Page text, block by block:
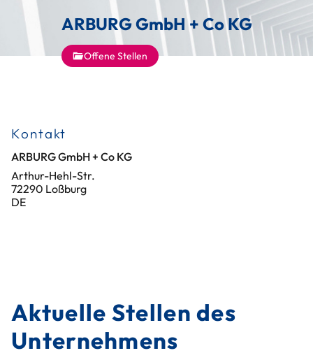
ARBURG GmbH + Co KG
Offene Stellen
Kontakt
ARBURG GmbH + Co KG
Arthur-Hehl-Str.
72290 Loßburg
DE
Aktuelle Stellen des
Unternehmens